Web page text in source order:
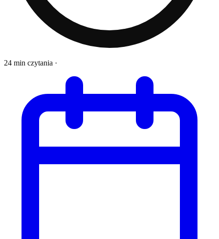
24 min czytania ·